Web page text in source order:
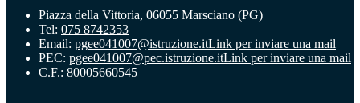
Piazza della Vittoria, 06055 Marsciano (PG)
Tel: 075 8742353
Email: pgee041007@istruzione.itLink per inviare una mail
PEC: pgee041007@pec.istruzione.itLink per inviare una mail
C.F.: 80005660545